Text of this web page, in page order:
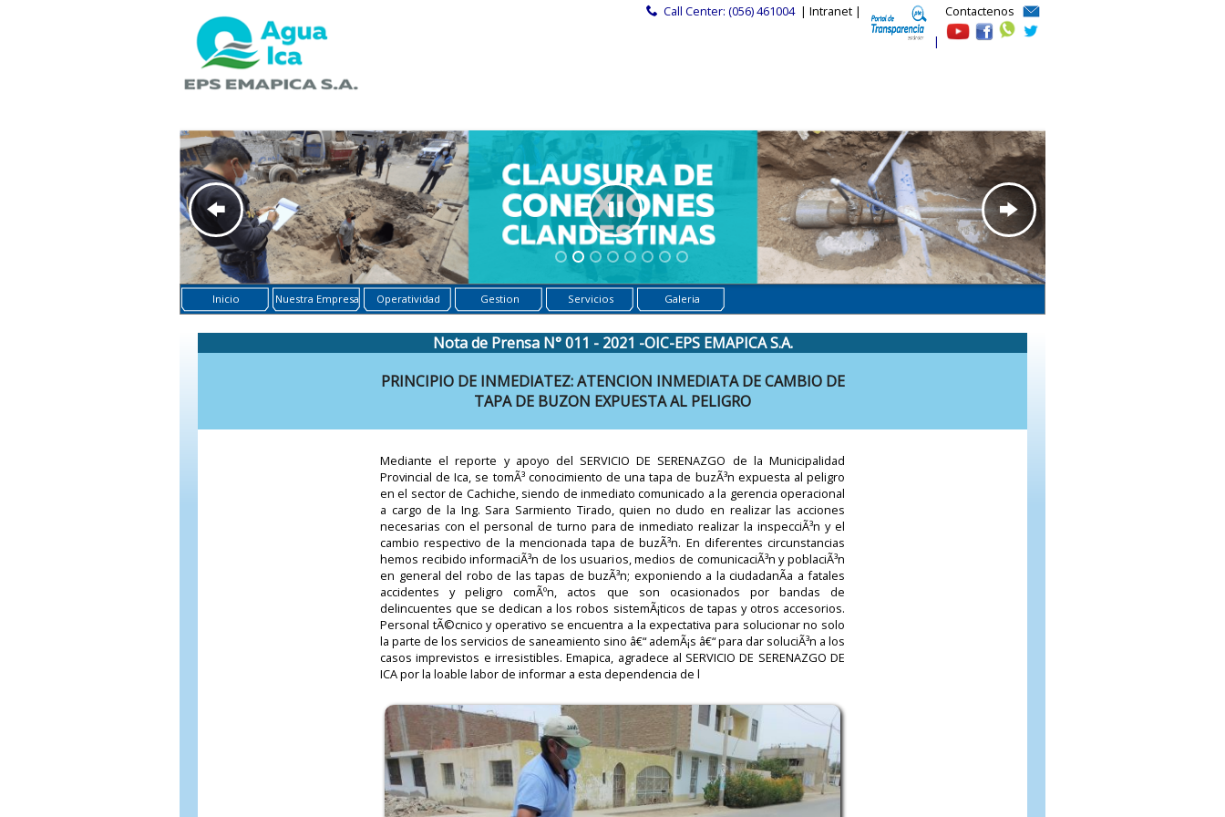
Call Center: (056) 461004 | Intranet |
|
Contactenos
Inicio Nuestra Empresa Operatividad Gestion Servicios Galeria
Nota de Prensa N° 011 - 2021 -OIC-EPS EMAPICA S.A.
PRINCIPIO DE INMEDIATEZ: ATENCION INMEDIATA DE CAMBIO DE
TAPA DE BUZON EXPUESTA AL PELIGRO
Mediante el reporte y apoyo del SERVICIO DE SERENAZGO de la Municipalidad
Provincial de Ica, se tomÃ³ conocimiento de una tapa de buzÃ³n expuesta al peligro
en el sector de Cachiche, siendo de inmediato comunicado a la gerencia operacional
a cargo de la Ing. Sara Sarmiento Tirado, quien no dudo en realizar las acciones
necesarias con el personal de turno para de inmediato realizar la inspecciÃ³n y el
cambio respectivo de la mencionada tapa de buzÃ³n. En diferentes circunstancias
hemos recibido informaciÃ³n de los usuarios, medios de comunicaciÃ³n y poblaciÃ³n
en general del robo de las tapas de buzÃ³n; exponiendo a la ciudadanÃ­a a fatales
accidentes y peligro comÃºn, actos que son ocasionados por bandas de
delincuentes que se dedican a los robos sistemÃ¡ticos de tapas y otros accesorios.
Personal tÃ©cnico y operativo se encuentra a la expectativa para solucionar no solo
la parte de los servicios de saneamiento sino â€“ ademÃ¡s â€“ para dar soluciÃ³n a los
casos imprevistos e irresistibles. Emapica, agradece al SERVICIO DE SERENAZGO DE
ICA por la loable labor de informar a esta dependencia de l